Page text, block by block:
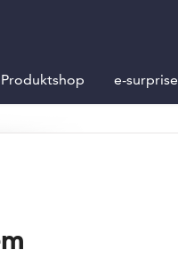
Produktshop e-surprise